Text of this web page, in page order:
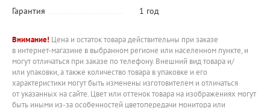
Гарантия 1 год
Внимание! Цена и остаток товара действительны при заказе
в интернет-магазине в выбранном регионе или населенном пункте, и
могут отличаться при заказе по телефону. Внешний вид товара и/
или упаковки, а также количество товара в упаковке и его
характеристики могут быть изменены изготовителем и отличаться
от указанных на сайте. Цвет или оттенок товара на изображениях могут
быть иными из-за особенностей цветопередачи монитора или